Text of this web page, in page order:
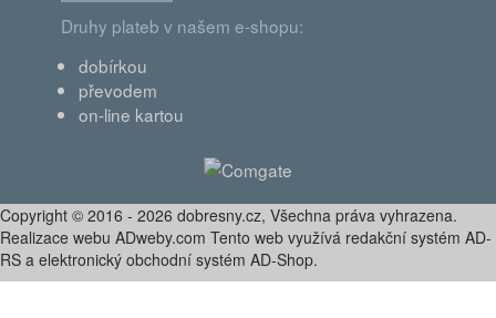
Druhy plateb v našem e-shopu:
dobírkou
převodem
on-line kartou
Copyright © 2016 - 2026 dobresny.cz, Všechna práva vyhrazena.
Realizace webu ADweby.com Tento web využívá redakční systém AD-
RS a elektronický obchodní systém AD-Shop.